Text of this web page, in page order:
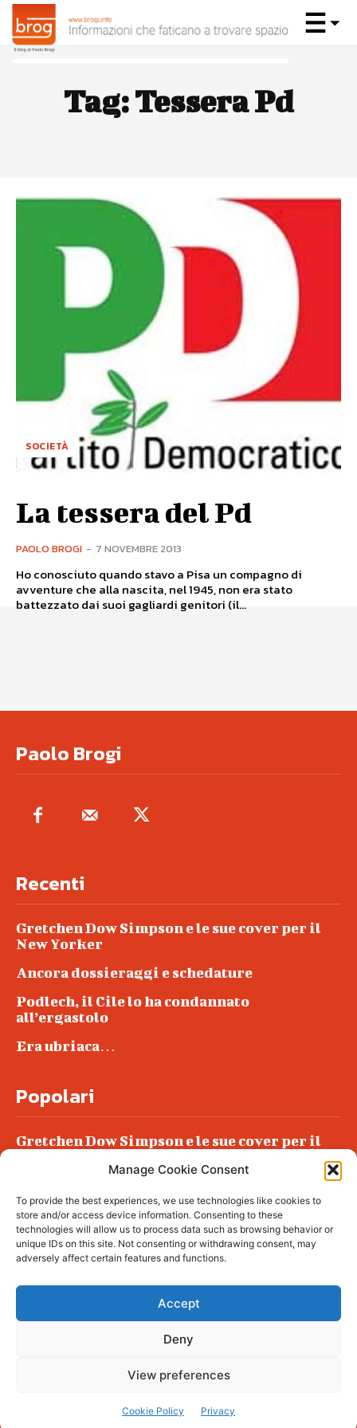
Manage Cookie Consent
To provide the best experiences, we use technologies like cookies to
store and/or access device information. Consenting to these
technologies will allow us to process data such as browsing behavior or
unique IDs on this site. Not consenting or withdrawing consent, may
adversely affect certain features and functions.
Accept
Deny
View preferences
Cookie Policy Privacy
Tag:Tessera Pd
SOCIETÀ
La tessera del Pd
PAOLO BROGI - 7 NOVEMBRE 2013
Ho conosciuto quando stavo a Pisa un compagno di
avventure che alla nascita, nel 1945, non era stato
battezzato dai suoi gagliardi genitori (il...
Paolo Brogi
Recenti
Gretchen Dow Simpson e le sue cover per il
New Yorker
Ancora dossieraggi e schedature
Podlech, il Cile lo ha condannato
all’ergastolo
Era ubriaca…
Popolari
Gretchen Dow Simpson e le sue cover per il
Podlech, il Cile lo ha condannato
all’ergastolo
Era ubriaca…
© tagDiv - All rights reserved. Made with
complete News Portal about living, lifestyle,
fashion and wellness. Take your time and
experience!